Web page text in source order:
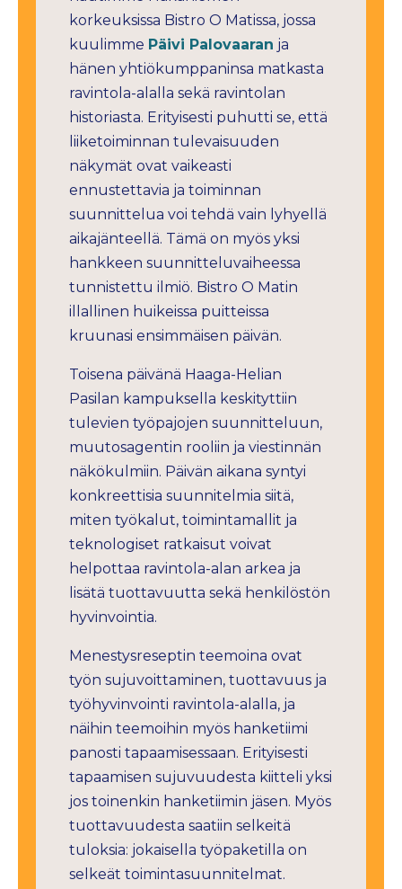
korkeuksissa Bistro O Matissa, jossa
kuulimme Päivi Palovaaran ja
hänen yhtiökumppaninsa matkasta
ravintola-alalla sekä ravintolan
historiasta. Erityisesti puhutti se, että
liiketoiminnan tulevaisuuden
näkymät ovat vaikeasti
ennustettavia ja toiminnan
suunnittelua voi tehdä vain lyhyellä
aikajänteellä. Tämä on myös yksi
hankkeen suunnitteluvaiheessa
tunnistettu ilmiö. Bistro O Matin
illallinen huikeissa puitteissa
kruunasi ensimmäisen päivän.
Toisena päivänä Haaga-Helian
Pasilan kampuksella keskityttiin
tulevien työpajojen suunnitteluun,
muutosagentin rooliin ja viestinnän
näkökulmiin. Päivän aikana syntyi
konkreettisia suunnitelmia siitä,
miten työkalut, toimintamallit ja
teknologiset ratkaisut voivat
helpottaa ravintola-alan arkea ja
lisätä tuottavuutta sekä henkilöstön
hyvinvointia.
Menestysreseptin teemoina ovat
työn sujuvoittaminen, tuottavuus ja
työhyvinvointi ravintola-alalla, ja
näihin teemoihin myös hanketiimi
panosti tapaamisessaan. Erityisesti
tapaamisen sujuvuudesta kiitteli yksi
jos toinenkin hanketiimin jäsen. Myös
tuottavuudesta saatiin selkeitä
tuloksia: jokaisella työpaketilla on
selkeät toimintasuunnitelmat.